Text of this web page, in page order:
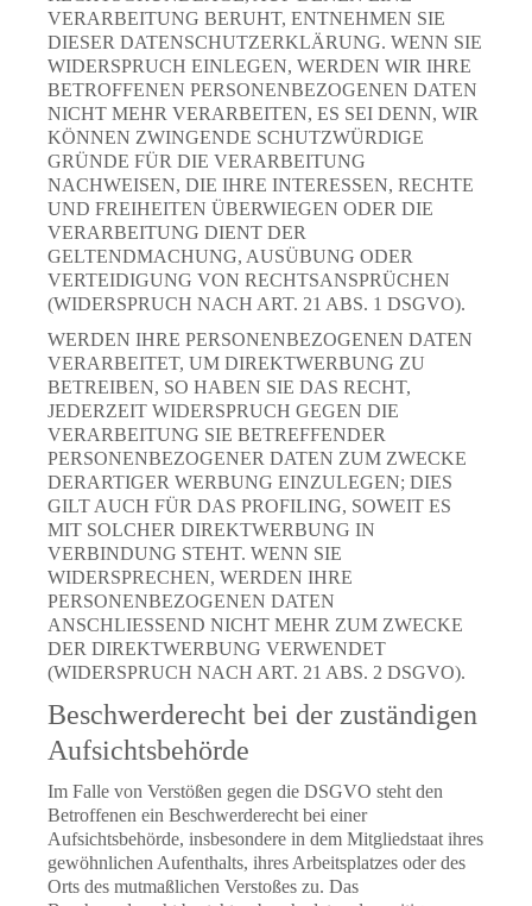
VERARBEITUNG BERUHT, ENTNEHMEN SIE
DIESER DATENSCHUTZERKLÄRUNG. WENN SIE
WIDERSPRUCH EINLEGEN, WERDEN WIR IHRE
BETROFFENEN PERSONENBEZOGENEN DATEN
NICHT MEHR VERARBEITEN, ES SEI DENN, WIR
KÖNNEN ZWINGENDE SCHUTZWÜRDIGE
GRÜNDE FÜR DIE VERARBEITUNG
NACHWEISEN, DIE IHRE INTERESSEN, RECHTE
UND FREIHEITEN ÜBERWIEGEN ODER DIE
VERARBEITUNG DIENT DER
GELTENDMACHUNG, AUSÜBUNG ODER
VERTEIDIGUNG VON RECHTSANSPRÜCHEN
(WIDERSPRUCH NACH ART. 21 ABS. 1 DSGVO).
WERDEN IHRE PERSONENBEZOGENEN DATEN
VERARBEITET, UM DIREKTWERBUNG ZU
BETREIBEN, SO HABEN SIE DAS RECHT,
JEDERZEIT WIDERSPRUCH GEGEN DIE
VERARBEITUNG SIE BETREFFENDER
PERSONENBEZOGENER DATEN ZUM ZWECKE
DERARTIGER WERBUNG EINZULEGEN; DIES
GILT AUCH FÜR DAS PROFILING, SOWEIT ES
MIT SOLCHER DIREKTWERBUNG IN
VERBINDUNG STEHT. WENN SIE
WIDERSPRECHEN, WERDEN IHRE
PERSONENBEZOGENEN DATEN
ANSCHLIESSEND NICHT MEHR ZUM ZWECKE
DER DIREKTWERBUNG VERWENDET
(WIDERSPRUCH NACH ART. 21 ABS. 2 DSGVO).
Beschwerde­recht bei der zuständigen
Aufsichts­behörde
Im Falle von Verstößen gegen die DSGVO steht den
Betroffenen ein Beschwerderecht bei einer
Aufsichtsbehörde, insbesondere in dem Mitgliedstaat ihres
gewöhnlichen Aufenthalts, ihres Arbeitsplatzes oder des
Orts des mutmaßlichen Verstoßes zu. Das